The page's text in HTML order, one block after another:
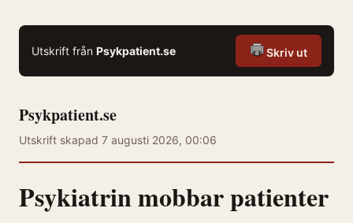
Utskrift från Psykpatient.se Skriv ut
Psykpatient.se
Utskrift skapad 7 augusti 2026, 00:06
Psykiatrin mobbar patienter